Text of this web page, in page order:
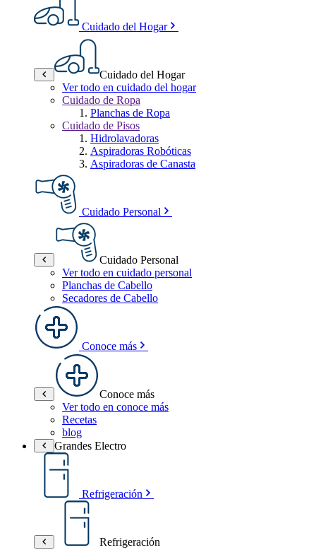
Cuidado del Hogar
Cuidado del Hogar
Ver todo en cuidado del hogar
Cuidado de Ropa
Planchas de Ropa
Cuidado de Pisos
Hidrolavadoras
Aspiradoras Robóticas
Aspiradoras de Canasta
Cuidado Personal
Cuidado Personal
Ver todo en cuidado personal
Planchas de Cabello
Secadores de Cabello
Conoce más
Conoce más
Ver todo en conoce más
Recetas
blog
Grandes Electro
Refrigeración
Refrigeración